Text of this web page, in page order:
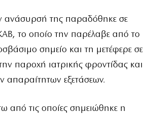
ανάσυρσή της παραδόθηκε σε
το οποίο την παρέλαβε από το
σημείο και τη μετέφερε σε
παροχή ιατρικής φροντίδας και
απαραίτητων εξετάσεων.
από τις οποίες σημειώθηκε η